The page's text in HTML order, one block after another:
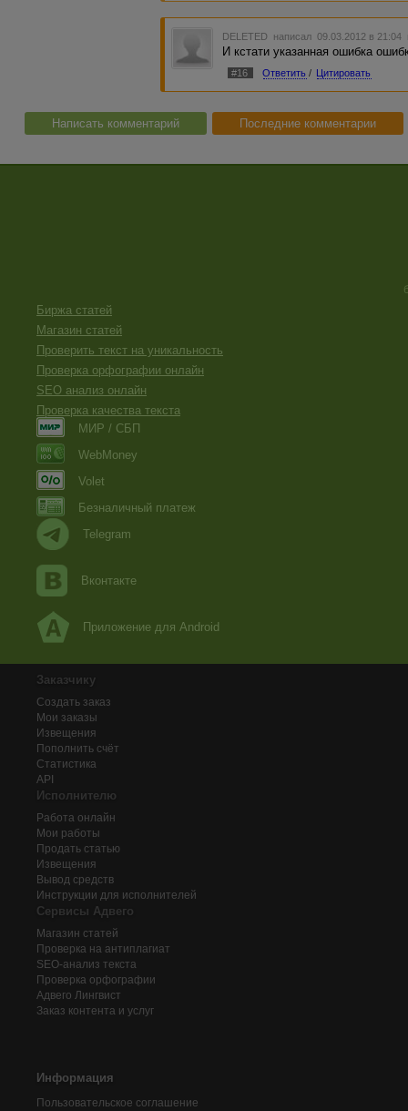
DELETED написал 09.03.2012 в 21:04
И кстати указанная ошибка
#16 Ответить / Цитировать
Написать комментарий Последние комментарии
Биржа статей
Магазин статей
Проверить текст на уникальность
Проверка орфографии онлайн
SEO анализ онлайн
Проверка качества текста
МИР / СБП
WebMoney
Volet
Безналичный платеж
Telegram
Вконтакте
Приложение для Android
Заказчику
Создать заказ
Мои заказы
Извещения
Пополнить счёт
Статистика
API
Исполнителю
Работа онлайн
Мои работы
Продать статью
Извещения
Вывод средств
Инструкции для исполнителей
Сервисы Адвего
Магазин статей
Проверка на антиплагиат
SEO-анализ текста
Проверка орфографии
Адвего Лингвист
Заказ контента и услуг
Информация
Пользовательское соглашение